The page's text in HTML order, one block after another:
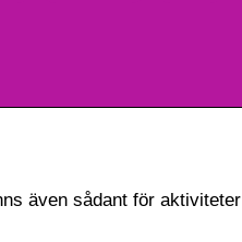
även sådant för